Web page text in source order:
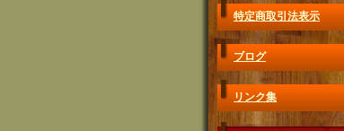
特定商取引法表示
ブログ
リンク集